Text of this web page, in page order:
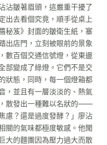
沾皺著眉頭，這嚴重干擾了
出去看個究竟，順手從桌上
秘笈》封面的皺衛生紙，塞
出店門，立刻被眼前的景象
數百個交通信號燈，從東邊
部變成了綠燈。它們不是交
狀態，同時，每一個燈箱都
，並且有一層淡淡的、熱氣
散發出一種難以名狀的——
慮？還是過度發酵？」廖沾
關的氣味都極度敏感。他聞
大的麵團因為壓力過大而散